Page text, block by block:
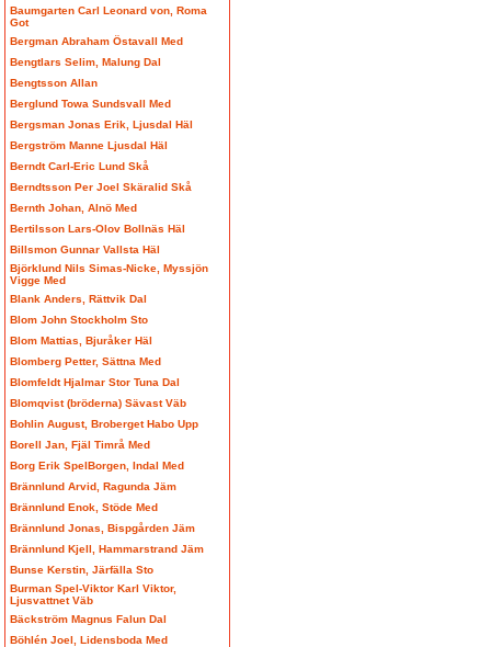
Baumgarten Carl Leonard von, Roma
Got
Bergman Abraham Östavall Med
Bengtlars Selim, Malung Dal
Bengtsson Allan
Berglund Towa Sundsvall Med
Bergsman Jonas Erik, Ljusdal Häl
Bergström Manne Ljusdal Häl
Berndt Carl-Eric Lund Skå
Berndtsson Per Joel Skäralid Skå
Bernth Johan, Alnö Med
Bertilsson Lars-Olov Bollnäs Häl
Billsmon Gunnar Vallsta Häl
Björklund Nils Simas-Nicke, Myssjön
Vigge Med
Blank Anders, Rättvik Dal
Blom John Stockholm Sto
Blom Mattias, Bjuråker Häl
Blomberg Petter, Sättna Med
Blomfeldt Hjalmar Stor Tuna Dal
Blomqvist (bröderna) Sävast Väb
Bohlin August, Broberget Habo Upp
Borell Jan, Fjäl Timrå Med
Borg Erik SpelBorgen, Indal Med
Brännlund Arvid, Ragunda Jäm
Brännlund Enok, Stöde Med
Brännlund Jonas, Bispgården Jäm
Brännlund Kjell, Hammarstrand Jäm
Bunse Kerstin, Järfälla Sto
Burman Spel-Viktor Karl Viktor,
Ljusvattnet Väb
Bäckström Magnus Falun Dal
Böhlén Joel, Lidensboda Med